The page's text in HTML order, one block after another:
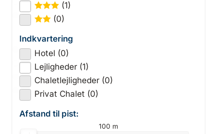
★★★
(1)
★★
(0)
Indkvartering
Hotel (0)
Lejligheder (1)
Chaletlejligheder (0)
Privat Chalet (0)
Afstand til pist:
100 m